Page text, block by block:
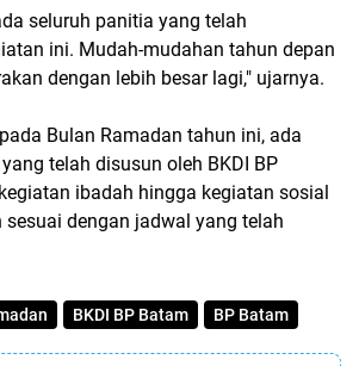
seluruh panitia yang telah
ini. Mudah-mudahan tahun depan
dengan lebih besar lagi," ujarnya.
Bulan Ramadan tahun ini, ada
telah disusun oleh BKDI BP
ibadah hingga kegiatan sosial
dengan jadwal yang telah
BKDI BP Batam BP Batam